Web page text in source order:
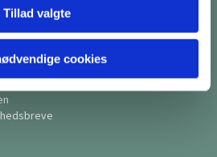
Tillad valgte
cookies